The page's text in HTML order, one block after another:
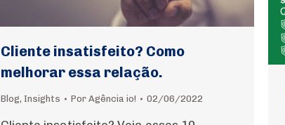
Cliente insatisfeito? Como
melhorar essa relação.
Blog, Insights Por Agência io! 02/06/2022